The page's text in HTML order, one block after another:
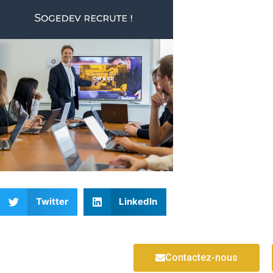
Twitter LinkedIn
Contactez-nous